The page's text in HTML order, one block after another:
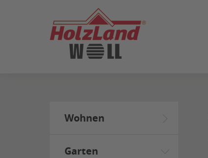
SEITENINHALT
SPRINGEN
Wohnen
Garten